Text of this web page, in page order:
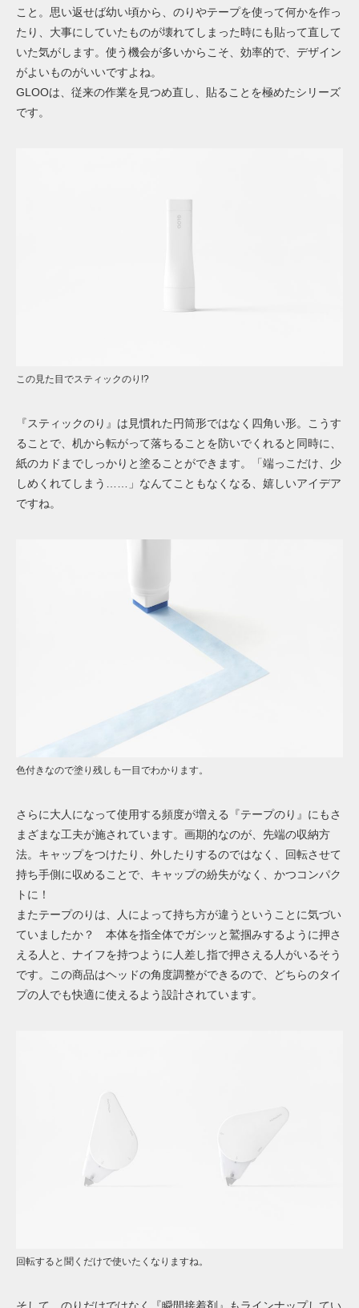
こと。思い返せば幼い頃から、のりやテープを使って何かを作っ
たり、大事にしていたものが壊れてしまった時にも貼って直して
いた気がします。使う機会が多いからこそ、効率的で、デザイン
がよいものがいいですよね。
GLOOは、従来の作業を見つめ直し、貼ることを極めたシリーズ
です。
この見た目でスティックのり!?
『スティックのり』は見慣れた円筒形ではなく四角い形。こうす
ることで、机から転がって落ちることを防いでくれると同時に、
紙のカドまでしっかりと塗ることができます。「端っこだけ、少
しめくれてしまう……」なんてこともなくなる、嬉しいアイデア
ですね。
色付きなので塗り残しも一目でわかります。
さらに大人になって使用する頻度が増える『テープのり』にもさ
まざまな工夫が施されています。画期的なのが、先端の収納方
法。キャップをつけたり、外したりするのではなく、回転させて
持ち手側に収めることで、キャップの紛失がなく、かつコンパク
トに！
またテープのりは、人によって持ち方が違うということに気づい
ていましたか？ 本体を指全体でガシッと鷲掴みするように押さ
える人と、ナイフを持つように人差し指で押さえる人がいるそう
です。この商品はヘッドの角度調整ができるので、どちらのタイ
プの人でも快適に使えるよう設計されています。
回転すると聞くだけで使いたくなりますね。